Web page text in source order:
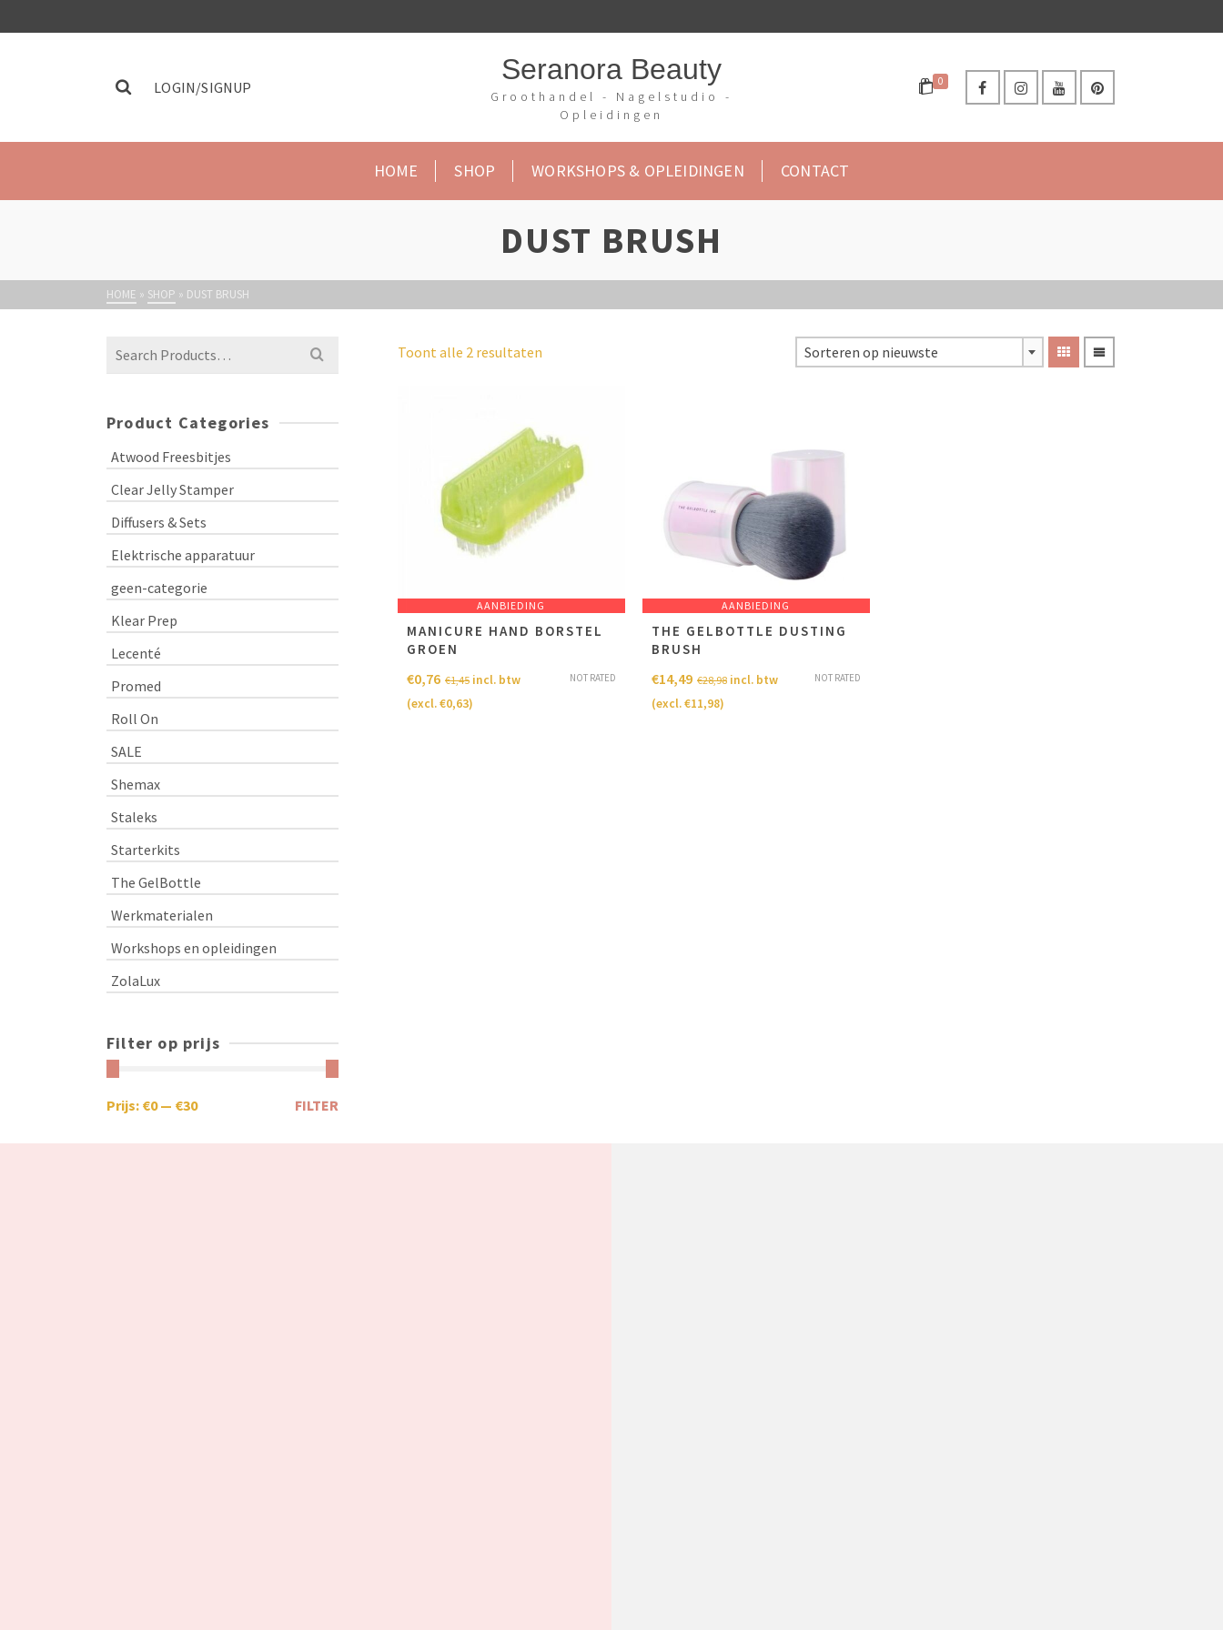
LOGIN/SIGNUP
Seranora Beauty
Groothandel - Nagelstudio -
Opleidingen
0
HOME SHOP WORKSHOPS & OPLEIDINGEN CONTACT
DUST BRUSH
HOME » SHOP » DUST BRUSH
Toont alle 2 resultaten Sorteren op nieuwste
AANBIEDING
MANICURE HAND BORSTEL
GROEN
NOT RATED
€1,45
€0,76
incl. btw
(excl.€0,63)
AANBIEDING
THE GELBOTTLE DUSTING
BRUSH
NOT RATED
€28,98
€14,49
incl. btw
(excl.€11,98)
Product Categories
Atwood Freesbitjes
Clear Jelly Stamper
Diffusers & Sets
Elektrische apparatuur
geen-categorie
Klear Prep
Lecenté
Promed
Roll On
SALE
Shemax
Staleks
Starterkits
The GelBottle
Werkmaterialen
Workshops en opleidingen
ZolaLux
Filter op prijs
FILTER
Prijs: €0— €30